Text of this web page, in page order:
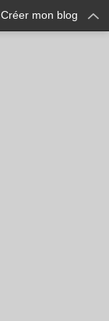
Créer mon blog